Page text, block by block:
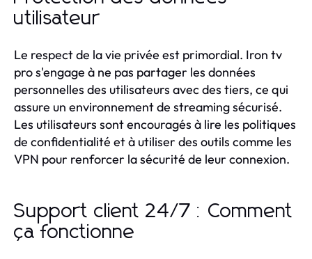
utilisateur
Le respect de la vie privée est primordial. Iron tv
pro s'engage à ne pas partager les données
personnelles des utilisateurs avec des tiers, ce qui
assure un environnement de streaming sécurisé.
Les utilisateurs sont encouragés à lire les politiques
de confidentialité et à utiliser des outils comme les
VPN pour renforcer la sécurité de leur connexion.
Support client 24/7 : Comment
ça fonctionne